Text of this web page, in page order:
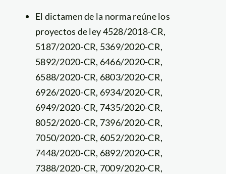
El dictamen de la norma reúne los
proyectos de ley 4528/2018-CR,
5187/2020-CR, 5369/2020-CR,
5892/2020-CR, 6466/2020-CR,
6588/2020-CR, 6803/2020-CR,
6926/2020-CR, 6934/2020-CR,
6949/2020-CR, 7435/2020-CR,
8052/2020-CR, 7396/2020-CR,
7050/2020-CR, 6052/2020-CR,
7448/2020-CR, 6892/2020-CR,
7388/2020-CR, 7009/2020-CR,